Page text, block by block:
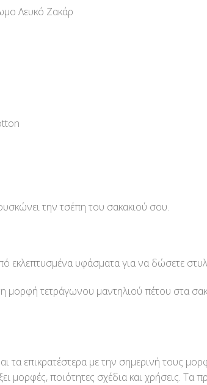
Λευκό Ζακάρ
την τσέπη του σακακιού σου.
εκλεπτυσμένα υφάσματα για να δώσετε
μορφή τετράγωνου μαντηλιού πέτου στα
τα επικρατέστερα με την σημερινή τους
μορφές, ποιότητες σχέδια και χρήσεις.